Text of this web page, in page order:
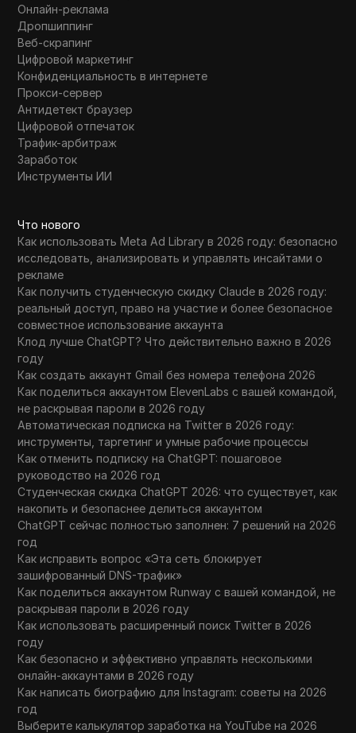
Онлайн-реклама
Дропшиппинг
Веб-скрапинг
Цифровой маркетинг
Конфиденциальность в интернете
Прокси-сервер
Антидетект браузер
Цифровой отпечаток
Трафик-арбитраж
Заработок
Инструменты ИИ
Что нового
Как использовать Meta Ad Library в 2026 году: безопасно
исследовать, анализировать и управлять инсайтами о
рекламе
Как получить студенческую скидку Claude в 2026 году:
реальный доступ, право на участие и более безопасное
совместное использование аккаунта
Клод лучше ChatGPT? Что действительно важно в 2026
году
Как создать аккаунт Gmail без номера телефона 2026
Как поделиться аккаунтом ElevenLabs с вашей командой,
не раскрывая пароли в 2026 году
Автоматическая подписка на Twitter в 2026 году:
инструменты, таргетинг и умные рабочие процессы
Как отменить подписку на ChatGPT: пошаговое
руководство на 2026 год
Студенческая скидка ChatGPT 2026: что существует, как
накопить и безопаснее делиться аккаунтом
ChatGPT сейчас полностью заполнен: 7 решений на 2026
год
Как исправить вопрос «Эта сеть блокирует
зашифрованный DNS-трафик»
Как поделиться аккаунтом Runway с вашей командой, не
раскрывая пароли в 2026 году
Как использовать расширенный поиск Twitter в 2026
году
Как безопасно и эффективно управлять несколькими
онлайн-аккаунтами в 2026 году
Как написать биографию для Instagram: советы на 2026
год
Выберите калькулятор заработка на YouTube на 2026